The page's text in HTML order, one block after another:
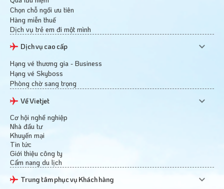
Chọn chỗ ngồi ưu tiên
Hàng miễn thuế
Dịch vụ trẻ em đi một mình
Dịch vụ cao cấp
Hạng vé thương gia - Business
Hạng vé Skyboss
Phòng chờ sang trọng
Về Vietjet
Cơ hội nghề nghiệp
Nhà đầu tư
Khuyến mại
Tin tức
Giới thiệu công ty
Cẩm nang du lịch
Trung tâm phục vụ Khách hàng